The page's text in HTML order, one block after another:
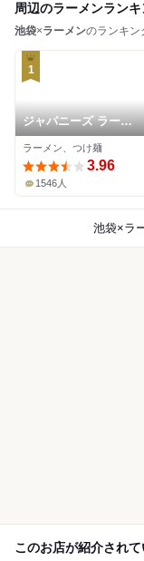
周辺のラーメンラン
池袋×ラーメンのランキン
1
ジャパニーズ ラーメ
ン 五感
ラーメン、つけ麺
3.96
1546人
池袋×ラ
このお店が紹介され